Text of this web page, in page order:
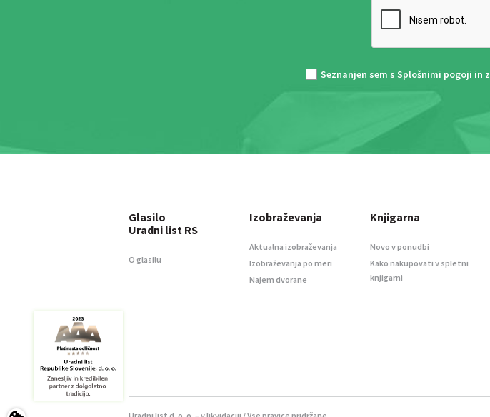
Seznanjen sem s Splošnimi pogoji in z
Glasilo
Uradni list RS
O glasilu
Izobraževanja
Aktualna izobraževanja
Izobraževanja po meri
Najem dvorane
Knjigarna
Novo v ponudbi
Kako nakupovati v spletni
knjigarni